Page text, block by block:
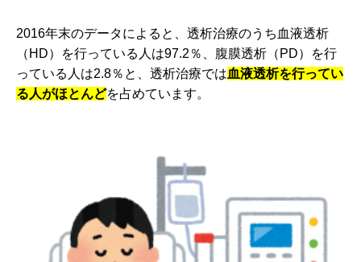
2016年末のデータによると、透析治療のうち血液透析
（HD）を行っている人は97.2％、腹膜透析（PD）を行
っている人は2.8％と、透析治療では血液透析を行ってい
る人がほとんどを占めています。